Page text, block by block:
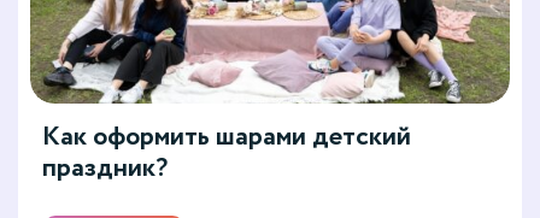
Как оформить шарами детский
праздник?